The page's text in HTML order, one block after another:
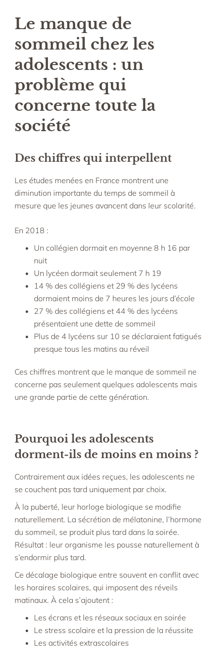
Le manque de
sommeil chez les
adolescents : un
problème qui
concerne toute la
société
Des chiffres qui interpellent
Les études menées en France montrent une
diminution importante du temps de sommeil à
mesure que les jeunes avancent dans leur scolarité.
En 2018 :
Un collégien dormait en moyenne 8 h 16 par
nuit
Un lycéen dormait seulement 7 h 19
14 % des collégiens et 29 % des lycéens
dormaient moins de 7 heures les jours d’école
27 % des collégiens et 44 % des lycéens
présentaient une dette de sommeil
Plus de 4 lycéens sur 10 se déclaraient fatigués
presque tous les matins au réveil
Ces chiffres montrent que le manque de sommeil ne
concerne pas seulement quelques adolescents mais
une grande partie de cette génération.
Pourquoi les adolescents
dorment-ils de moins en moins ?
Contrairement aux idées reçues, les adolescents ne
se couchent pas tard uniquement par choix.
À la puberté, leur horloge biologique se modifie
naturellement. La sécrétion de mélatonine, l’hormone
du sommeil, se produit plus tard dans la soirée.
Résultat : leur organisme les pousse naturellement à
s’endormir plus tard.
Ce décalage biologique entre souvent en conflit avec
les horaires scolaires, qui imposent des réveils
matinaux. À cela s’ajoutent :
Les écrans et les réseaux sociaux en soirée
Le stress scolaire et la pression de la réussite
Les activités extrascolaires